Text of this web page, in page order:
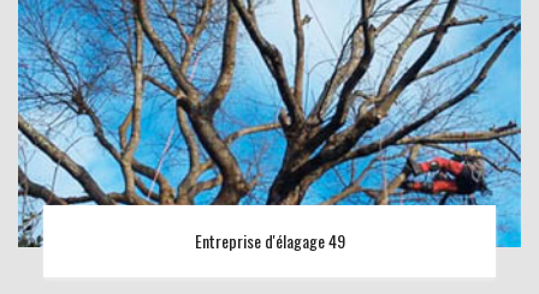
Entreprise d'élagage 49